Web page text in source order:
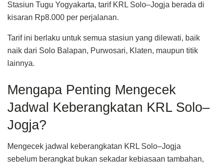
Stasiun Tugu Yogyakarta, tarif KRL Solo–Jogja berada di
kisaran Rp8.000 per perjalanan.
Tarif ini berlaku untuk semua stasiun yang dilewati, baik
naik dari Solo Balapan, Purwosari, Klaten, maupun titik
lainnya.
Mengapa Penting Mengecek
Jadwal Keberangkatan KRL Solo–
Jogja?
Mengecek jadwal keberangkatan KRL Solo–Jogja
sebelum berangkat bukan sekadar kebiasaan tambahan,